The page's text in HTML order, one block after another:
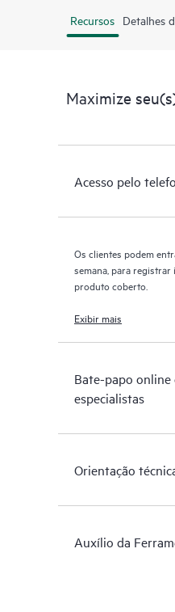
Recursos Detalhes
Maximize
Acesso pelo
Os clientes podem
semana, para
produto coberto.
Exibir mais
Bate-papo online
especialistas
Orientação
Auxílio da